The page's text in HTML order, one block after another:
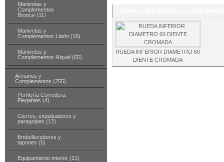
Manivelas y
Complementos
Bronce (11)
Manivelas y
Complementos Latón (16)
Manivelas y
Complementos Niquel (65)
Armarios y
Complementos (255)
Perfilería Corredera
Plegables (4)
Cierres, expulsadores y
paragolpes (12)
Embellecedores y
tapones (5)
Equipamiento interior (21)
RUEDA INFERIOR DIAMETRO 60
DIENTE CROMADA